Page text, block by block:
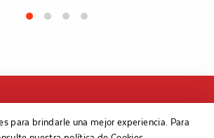
para brindarle una mejor experiencia. Para